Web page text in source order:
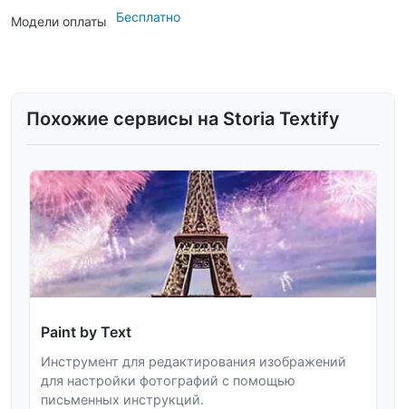
Модели оплаты Бесплатно
Похожие сервисы на Storia Textify
Paint by Text
Инструмент для редактирования изображений
для настройки фотографий с помощью
письменных инструкций.